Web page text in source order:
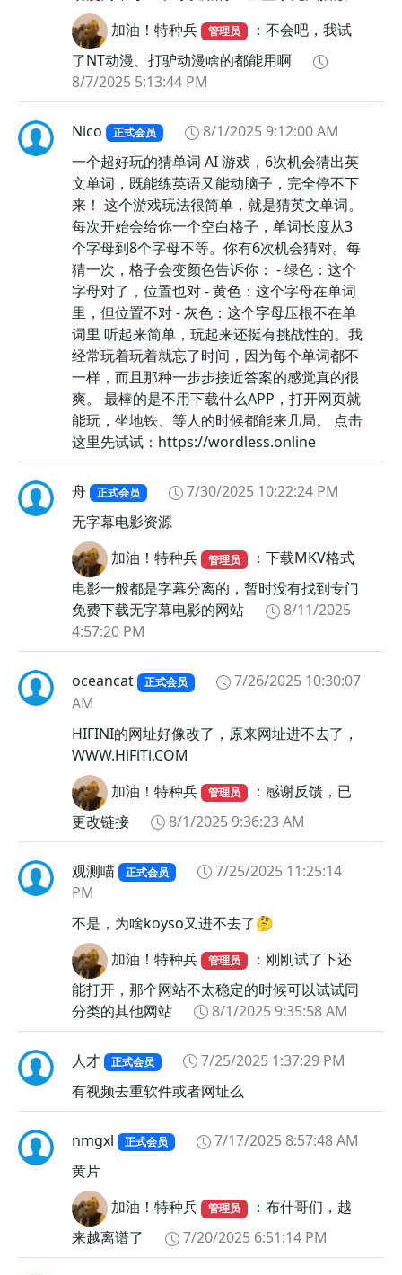
加油！特种兵
管理员
：不会吧，我试
了NT动漫、打驴动漫啥的都能用啊
8/7/2025 5:13:44 PM
Nico 正式会员
8/1/2025 9:12:00 AM
一个超好玩的猜单词 AI 游戏，6次机会猜出英
文单词，既能练英语又能动脑子，完全停不下
来！ 这个游戏玩法很简单，就是猜英文单词。
每次开始会给你一个空白格子，单词长度从3
个字母到8个字母不等。你有6次机会猜对。每
猜一次，格子会变颜色告诉你： - 绿色：这个
字母对了，位置也对 - 黄色：这个字母在单词
里，但位置不对 - 灰色：这个字母压根不在单
词里 听起来简单，玩起来还挺有挑战性的。我
经常玩着玩着就忘了时间，因为每个单词都不
一样，而且那种一步步接近答案的感觉真的很
爽。 最棒的是不用下载什么APP，打开网页就
能玩，坐地铁、等人的时候都能来几局。 点击
这里先试试：https://wordless.online
舟 正式会员
7/30/2025 10:22:24 PM
无字幕电影资源
加油！特种兵
管理员
：下载MKV格式
电影一般都是字幕分离的，暂时没有找到专门
免费下载无字幕电影的网站
8/11/2025
4:57:20 PM
oceancat 正式会员
7/26/2025 10:30:07
AM
HIFINI的网址好像改了，原来网址进不去了，
WWW.HiFiTi.COM
加油！特种兵
管理员
：感谢反馈，已
更改链接
8/1/2025 9:36:23 AM
观测喵 正式会员
7/25/2025 11:25:14
PM
不是，为啥koyso又进不去了🤔
加油！特种兵
管理员
：刚刚试了下还
能打开，那个网站不太稳定的时候可以试试同
分类的其他网站
8/1/2025 9:35:58 AM
人才 正式会员
7/25/2025 1:37:29 PM
有视频去重软件或者网址么
nmgxl 正式会员
7/17/2025 8:57:48 AM
黄片
加油！特种兵
管理员
：布什哥们，越
来越离谱了
7/20/2025 6:51:14 PM